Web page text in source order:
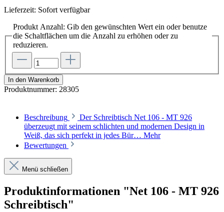
Lieferzeit: Sofort verfügbar
Produkt Anzahl: Gib den gewünschten Wert ein oder benutze
die Schaltflächen um die Anzahl zu erhöhen oder zu
reduzieren.
In den Warenkorb
Produktnummer: 28305
Beschreibung
Der Schreibtisch Net 106 - MT 926
überzeugt mit seinem schlichten und modernen Design in
Weiß, das sich perfekt in jedes Bür… Mehr
Bewertungen
Menü schließen
Produktinformationen "Net 106 - MT 926
Schreibtisch"